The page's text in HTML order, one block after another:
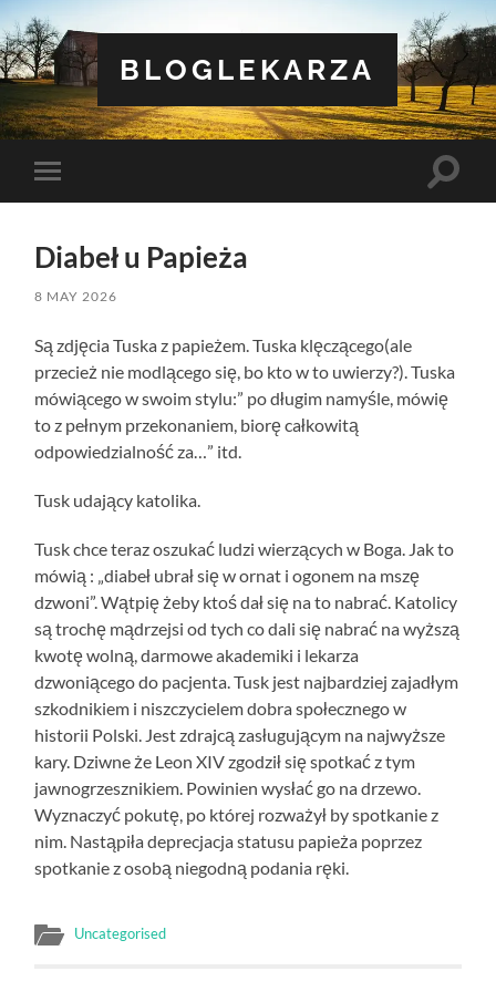
BLOGLEKARZA
Toggle
mobile
Toggle
Diabeł u Papieża
8 MAY 2026
Są zdjęcia Tuska z papieżem. Tuska klęczącego(ale
przecież nie modlącego się, bo kto w to uwierzy?). Tuska
mówiącego w swoim stylu:” po długim namyśle, mówię
to z pełnym przekonaniem, biorę całkowitą
odpowiedzialność za…” itd.
Tusk udający katolika.
Tusk chce teraz oszukać ludzi wierzących w Boga. Jak to
mówią : „diabeł ubrał się w ornat i ogonem na mszę
dzwoni”. Wątpię żeby ktoś dał się na to nabrać. Katolicy
są trochę mądrzejsi od tych co dali się nabrać na wyższą
kwotę wolną, darmowe akademiki i lekarza
dzwoniącego do pacjenta. Tusk jest najbardziej zajadłym
szkodnikiem i niszczycielem dobra społecznego w
historii Polski. Jest zdrajcą zasługującym na najwyższe
kary. Dziwne że Leon XIV zgodził się spotkać z tym
jawnogrzesznikiem. Powinien wysłać go na drzewo.
Wyznaczyć pokutę, po której rozważył by spotkanie z
nim. Nastąpiła deprecjacja statusu papieża poprzez
spotkanie z osobą niegodną podania ręki.
Uncategorised